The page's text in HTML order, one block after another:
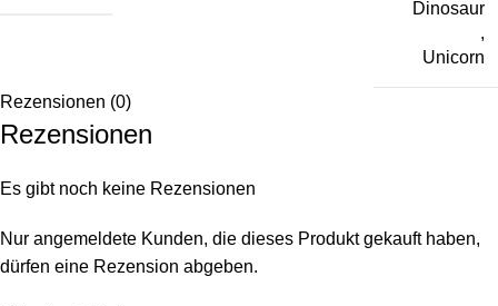
Dinosaur
,
Unicorn
Rezensionen (0)
Rezensionen
Es gibt noch keine Rezensionen
Nur angemeldete Kunden, die dieses Produkt gekauft haben,
dürfen eine Rezension abgeben.